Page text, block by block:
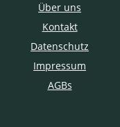
Über uns
Kontakt
Datenschutz
Impressum
AGBs